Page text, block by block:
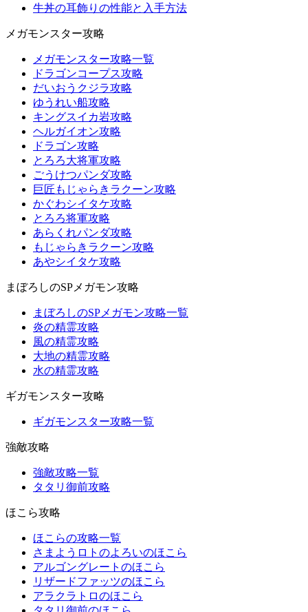
牛丼の耳飾りの性能と入手方法
メガモンスター攻略
メガモンスター攻略一覧
ドラゴンコープス攻略
だいおうクジラ攻略
ゆうれい船攻略
キングスイカ岩攻略
ヘルガイオン攻略
ドラゴン攻略
とろろ大将軍攻略
ごうけつパンダ攻略
巨匠もじゃらきラクーン攻略
かぐわシイタケ攻略
とろろ将軍攻略
あらくれパンダ攻略
もじゃらきラクーン攻略
あやシイタケ攻略
まぼろしのSPメガモン攻略
まぼろしのSPメガモン攻略一覧
炎の精霊攻略
風の精霊攻略
大地の精霊攻略
水の精霊攻略
ギガモンスター攻略
ギガモンスター攻略一覧
強敵攻略
強敵攻略一覧
タタリ御前攻略
ほこら攻略
ほこらの攻略一覧
さまようロトのよろいのほこら
アルゴングレートのほこら
リザードファッツのほこら
アラクラトロのほこら